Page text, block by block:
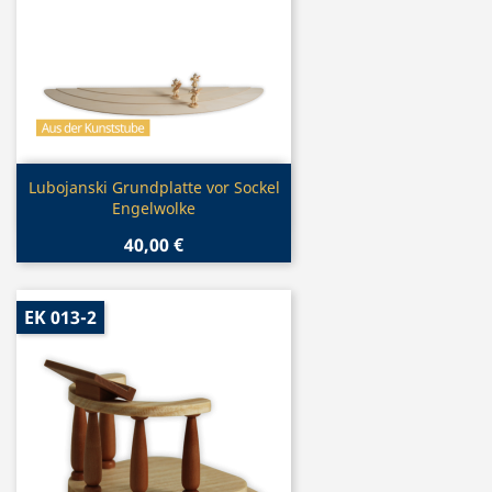
Vorschau
Lubojanski Grundplatte vor Sockel
Engelwolke
40,00 €
EK 013-2